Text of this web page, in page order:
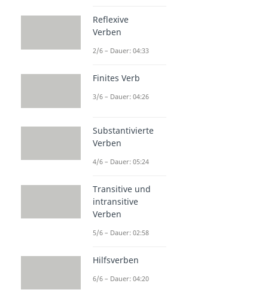
Reflexive
Verben
2/6 – Dauer: 04:33
Finites Verb
3/6 – Dauer: 04:26
Substantivierte
Verben
4/6 – Dauer: 05:24
Transitive und
intransitive
Verben
5/6 – Dauer: 02:58
Hilfsverben
6/6 – Dauer: 04:20